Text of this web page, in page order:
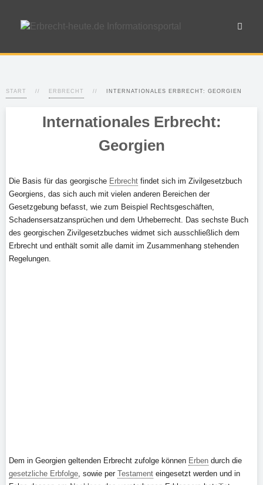
START ERBRECHT INTERNATIONALES ERBRECHT: GEORGIEN
Internationales Erbrecht:
Georgien
Die Basis für das georgische Erbrecht findet sich im Zivilgesetzbuch
Georgiens, das sich auch mit vielen anderen Bereichen der
Gesetzgebung befasst, wie zum Beispiel Rechtsgeschäften,
Schadensersatzansprüchen und dem Urheberrecht. Das sechste Buch
des georgischen Zivilgesetzbuches widmet sich ausschließlich dem
Erbrecht und enthält somit alle damit im Zusammenhang stehenden
Regelungen.
Dem in Georgien geltenden Erbrecht zufolge können Erben durch die
gesetzliche Erbfolge, sowie per Testament eingesetzt werden und in